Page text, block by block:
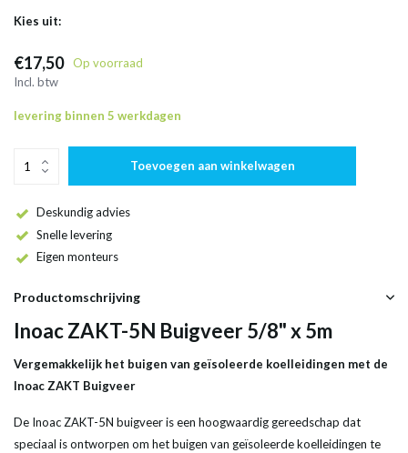
Kies uit:
€17,50
Op voorraad
Incl. btw
levering binnen 5 werkdagen
Toevoegen aan winkelwagen
Deskundig advies
Snelle levering
Eigen monteurs
Productomschrijving
Inoac ZAKT-5N Buigveer 5/8" x 5m
Vergemakkelijk het buigen van geïsoleerde koelleidingen met de
Inoac ZAKT Buigveer
De Inoac ZAKT-5N buigveer is een hoogwaardig gereedschap dat
speciaal is ontworpen om het buigen van geïsoleerde koelleidingen te